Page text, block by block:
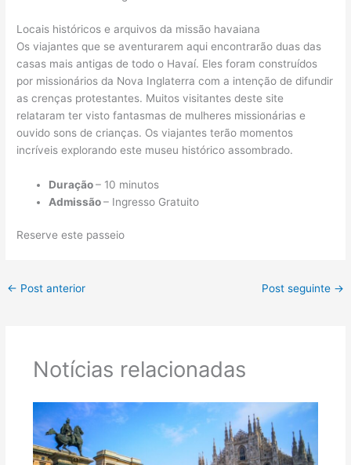
Locais históricos e arquivos da missão havaiana
Os viajantes que se aventurarem aqui encontrarão duas das
casas mais antigas de todo o Havaí. Eles foram construídos
por missionários da Nova Inglaterra com a intenção de difundir
as crenças protestantes. Muitos visitantes deste site
relataram ter visto fantasmas de mulheres missionárias e
ouvido sons de crianças. Os viajantes terão momentos
incríveis explorando este museu histórico assombrado.
Duração– 10 minutos
Admissão– Ingresso Gratuito
Reserve este passeio
← Post anterior Post seguinte →
Notícias relacionadas